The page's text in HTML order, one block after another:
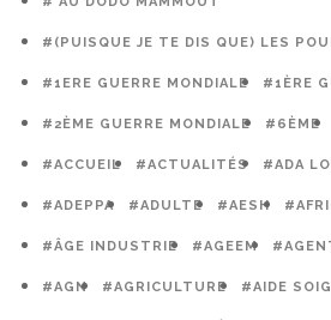
#(PUISQUE JE TE DIS QUE) LES
#1ERE GUERRE MONDIALE #1ÈRE
#2ÈME GUERRE MONDIALE #6ÈME
#ACCUEIL #ACTUALITÉS #ADA
#ADEPPA #ADULTE #AESH
#ÂGE INDUSTRIE #AGEEM
#AGN #AGRICULTURE #AIDE